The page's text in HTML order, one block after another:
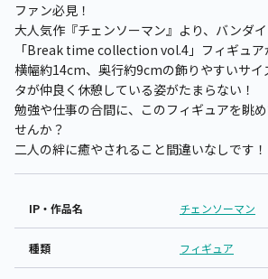
ファン必見！
大人気作『チェンソーマン』より、バンダ
「Break time collection vol.4」フィギュア
横幅約14cm、奥行約9cmの飾りやすいサイ
タが仲良く休憩している姿がたまらない！
勉強や仕事の合間に、このフィギュアを眺
せんか？
二人の絆に癒やされること間違いなしです！
IP・作品名 チェンソーマン
種類 フィギュア